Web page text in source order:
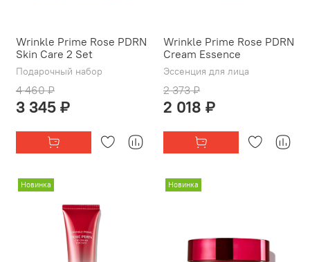
Wrinkle Prime Rose PDRN
Skin Care 2 Set
Подарочный набор
4 460 ₽
3 345 ₽
Wrinkle Prime Rose PDRN
Cream Essence
Эссенция для лица
2 373 ₽
2 018 ₽
Новинка Новинка